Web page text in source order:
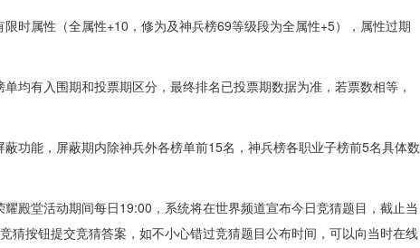
限时属性（全属性+10，修为及神兵榜69等级段为全属性+5），属性过期
均有入围期和投票期区分，最终排名已投票期数据为准，若票数相等，
蔽功能，屏蔽期内除神兵外各榜单前15名，神兵榜各职业子榜前5名具体数
耀殿堂活动期间每日19:00，系统将在世界频道宣布今日竞猜题目，截止当
猜按钮提交竞猜答案，如不小心错过竞猜题目公布时间，可以向当时在线